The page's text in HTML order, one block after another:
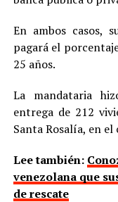
En ambos casos,
pagará el
25 años.
La mandataria
entrega de 212
Santa Rosalía, en el
Lee también:
venezolana que
de rescate